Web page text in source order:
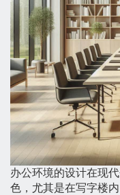
办公环境的设计在现
色，尤其是在写字楼